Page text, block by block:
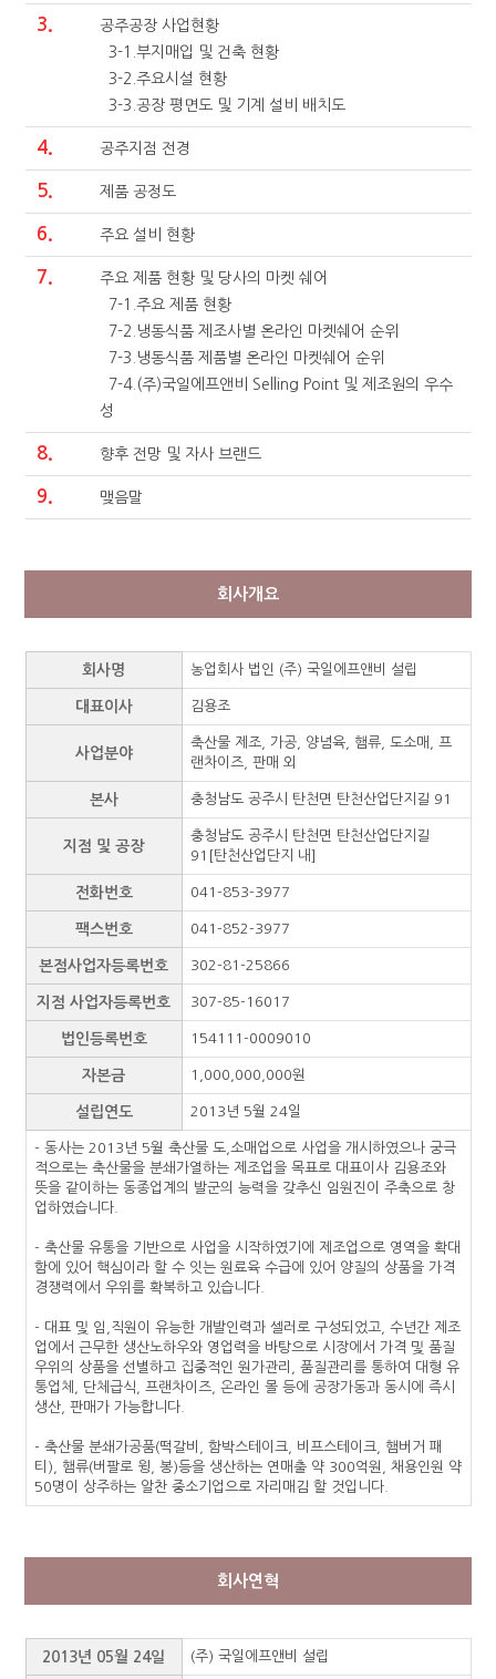
3.
공주공장 사업현황
3-1.부지매입 및 건축 현황
3-2.주요시설 현황
3-3.공장 평면도 및 기계 설비 배치도
4. 공주지점 전경
5. 제품 공정도
6. 주요 설비 현황
7.
주요 제품 현황 및 당사의 마켓 쉐어
7-1.주요 제품 현황
7-2.냉동식품 제조사별 온라인 마켓쉐어 순위
7-3.냉동식품 제품별 온라인 마켓쉐어 순위
7-4.(주)국일에프앤비 Selling Point 및 제조원의 우수
성
8. 향후 전망 및 자사 브랜드
9. 맺음말
회사개요
회사명 농업회사 법인 (주) 국일에프앤비 설립
대표이사 김용조
사업분야
축산물 제조, 가공, 양념육, 햄류, 도소매, 프
랜차이즈, 판매 외
본사 충청남도 공주시 탄천면 탄천산업단지길 91
지점 및 공장
충청남도 공주시 탄천면 탄천산업단지길
91[탄천산업단지 내]
전화번호 041-853-3977
팩스번호 041-852-3977
본점사업자등록번호 302-81-25866
지점 사업자등록번호 307-85-16017
법인등록번호 154111-0009010
자본금 1,000,000,000원
설립연도 2013년 5월 24일
- 동사는 2013년 5월 축산물 도,소매업으로 사업을 개시하였으나 궁극
적으로는 축산물을 분쇄가열하는 제조업을 목표로 대표이사 김용조와
뜻을 같이하는 동종업계의 발군의 능력을 갖추신 임원진이 주축으로 창
업하였습니다.
- 축산물 유통을 기반으로 사업을 시작하였기에 제조업으로 영역을 확대
함에 있어 핵심이라 할 수 잇는 원료육 수급에 있어 양질의 상품을 가격
경쟁력에서 우위를 확복하고 있습니다.
- 대표 및 임,직원이 유능한 개발인력과 셀러로 구성되었고, 수년간 제조
업에서 근무한 생산노하우와 영업력을 바탕으로 시장에서 가격 및 품질
우위의 상품을 선별하고 집중적인 원가관리, 품질관리를 통하여 대형 유
통업체, 단체급식, 프랜차이즈, 온라인 몰 등에 공장가동과 동시에 즉시
생산, 판매가 가능합니다.
- 축산물 분쇄가공품(떡갈비, 함박스테이크, 비프스테이크, 햄버거 패
티), 햄류(버팔로 윙, 봉)등을 생산하는 연매출 약 300억원, 채용인원 약
50명이 상주하는 알찬 중소기업으로 자리매김 할 것입니다.
회사연혁
2013년 05월 24일 (주) 국일에프앤비 설립